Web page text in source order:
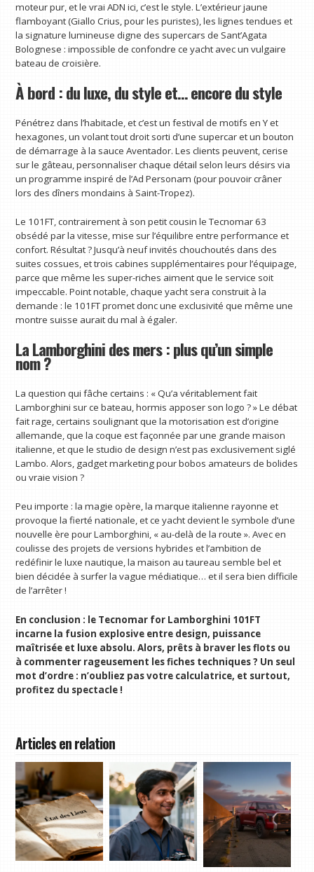
moteur pur, et le vrai ADN ici, c’est le style. L’extérieur jaune
flamboyant (Giallo Crius, pour les puristes), les lignes tendues et
la signature lumineuse digne des supercars de Sant’Agata
Bolognese : impossible de confondre ce yacht avec un vulgaire
bateau de croisière.
À bord : du luxe, du style et… encore du style
Pénétrez dans l’habitacle, et c’est un festival de motifs en Y et
hexagones, un volant tout droit sorti d’une supercar et un bouton
de démarrage à la sauce Aventador. Les clients peuvent, cerise
sur le gâteau, personnaliser chaque détail selon leurs désirs via
un programme inspiré de l’Ad Personam (pour pouvoir crâner
lors des dîners mondains à Saint-Tropez).
Le 101FT, contrairement à son petit cousin le Tecnomar 63
obsédé par la vitesse, mise sur l’équilibre entre performance et
confort. Résultat ? Jusqu’à neuf invités chouchoutés dans des
suites cossues, et trois cabines supplémentaires pour l’équipage,
parce que même les super-riches aiment que le service soit
impeccable. Point notable, chaque yacht sera construit à la
demande : le 101FT promet donc une exclusivité que même une
montre suisse aurait du mal à égaler.
La Lamborghini des mers : plus qu’un simple
nom ?
La question qui fâche certains : « Qu’a véritablement fait
Lamborghini sur ce bateau, hormis apposer son logo ? » Le débat
fait rage, certains soulignant que la motorisation est d’origine
allemande, que la coque est façonnée par une grande maison
italienne, et que le studio de design n’est pas exclusivement siglé
Lambo. Alors, gadget marketing pour bobos amateurs de bolides
ou vraie vision ?
Peu importe : la magie opère, la marque italienne rayonne et
provoque la fierté nationale, et ce yacht devient le symbole d’une
nouvelle ère pour Lamborghini, « au-delà de la route ». Avec en
coulisse des projets de versions hybrides et l’ambition de
redéfinir le luxe nautique, la maison au taureau semble bel et
bien décidée à surfer la vague médiatique… et il sera bien difficile
de l’arrêter !
En conclusion : le Tecnomar for Lamborghini 101FT
incarne la fusion explosive entre design, puissance
maîtrisée et luxe absolu. Alors, prêts à braver les flots ou
à commenter rageusement les fiches techniques ? Un seul
mot d’ordre : n’oubliez pas votre calculatrice, et surtout,
profitez du spectacle !
Articles en relation